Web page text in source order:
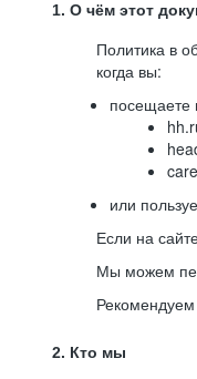
1. О чём этот
Политика в
когда вы:
посещаете
или
Если на
Мы можем
2. Кто мы